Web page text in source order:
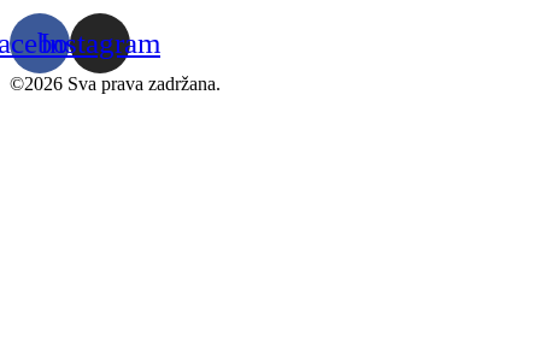
Instagram
©2026 Sva prava zadržana.